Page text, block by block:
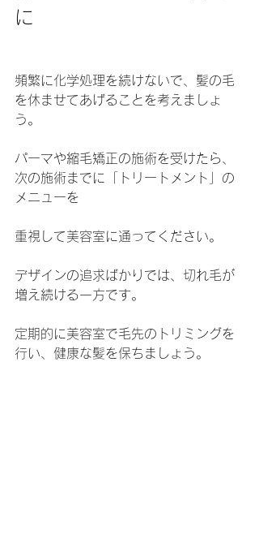
に
頻繁に化学処理を続けないで、髪の毛
を休ませてあげることを考えましょ
う。
パーマや縮毛矯正の施術を受けたら、
次の施術までに「トリートメント」の
メニューを
重視して美容室に通ってください。
デザインの追求ばかりでは、切れ毛が
増え続ける一方です。
定期的に美容室で毛先のトリミングを
行い、健康な髪を保ちましょう。